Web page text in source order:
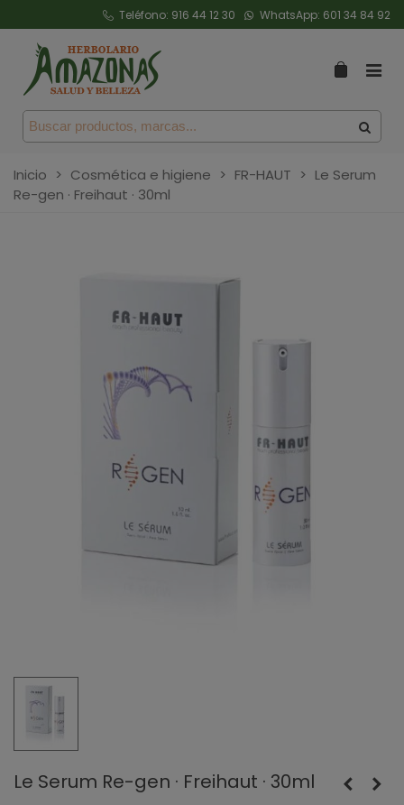
Teléfono: 916 44 12 30 WhatsApp: 601 34 84 92
Inicio > Cosmética e higiene > FR-HAUT > Le Serum
Re-gen · Freihaut · 30ml
Le Serum Re-gen · Freihaut · 30ml